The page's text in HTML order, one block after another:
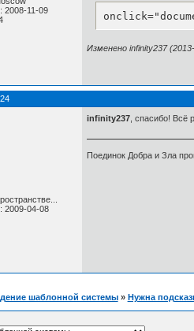
2008-11-09
Изменено infinity237
2009-04-08
infinity237, спасибо! Всё
Поединок Добра и Зла
шаблонной системы » Нужна